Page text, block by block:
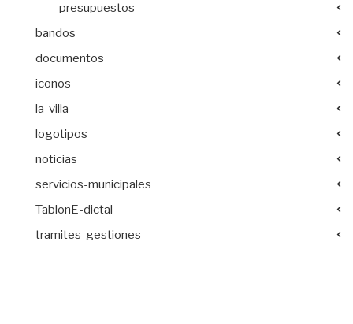
presupuestos
bandos
documentos
iconos
la-villa
logotipos
noticias
servicios-municipales
TablonE-dictal
tramites-gestiones